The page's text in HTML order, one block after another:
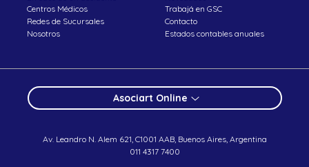
Centros Médicos
Redes de Sucursales
Nosotros
Trabajá en GSC
Contacto
Estados contables anuales
Asociart Online
Av. Leandro N. Alem 621, C1001 AAB, Buenos Aires, Argentina
011 4317 7400